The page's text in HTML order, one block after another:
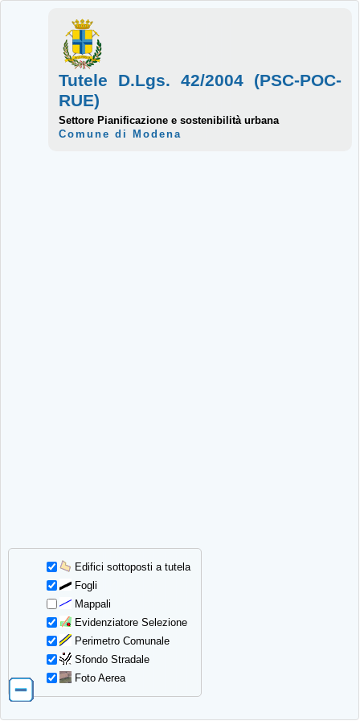
Edifici sottoposti a tutela
Fogli
Mappali
Evidenziatore Selezione
Perimetro Comunale
Sfondo Stradale
Foto Aerea
Tutele D.Lgs. 42/2004 (PSC-POC-
RUE)
Settore Pianificazione e sostenibilità urbana
Comune di Modena